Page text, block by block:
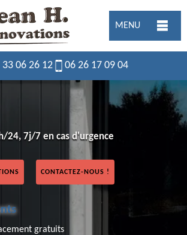
MENU
33 06 26 12 06 26 17 09 04
24, 7j/7 en cas d'urgence
CONTACTEZ-NOUS !
gratuits